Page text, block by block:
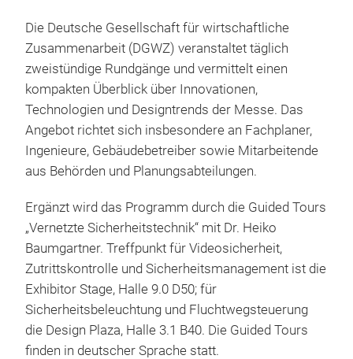
Die Deutsche Gesellschaft für wirtschaftliche
Zusammenarbeit (DGWZ) veranstaltet täglich
zweistündige Rundgänge und vermittelt einen
kompakten Überblick über Innovationen,
Technologien und Designtrends der Messe. Das
Angebot richtet sich insbesondere an Fachplaner,
Ingenieure, Gebäudebetreiber sowie Mitarbeitende
aus Behörden und Planungsabteilungen.
Ergänzt wird das Programm durch die Guided Tours
„Vernetzte Sicherheitstechnik“ mit Dr. Heiko
Baumgartner. Treffpunkt für Videosicherheit,
Zutrittskontrolle und Sicherheitsmanagement ist die
Exhibitor Stage, Halle 9.0 D50; für
Sicherheitsbeleuchtung und Fluchtwegsteuerung
die Design Plaza, Halle 3.1 B40. Die Guided Tours
finden in deutscher Sprache statt.